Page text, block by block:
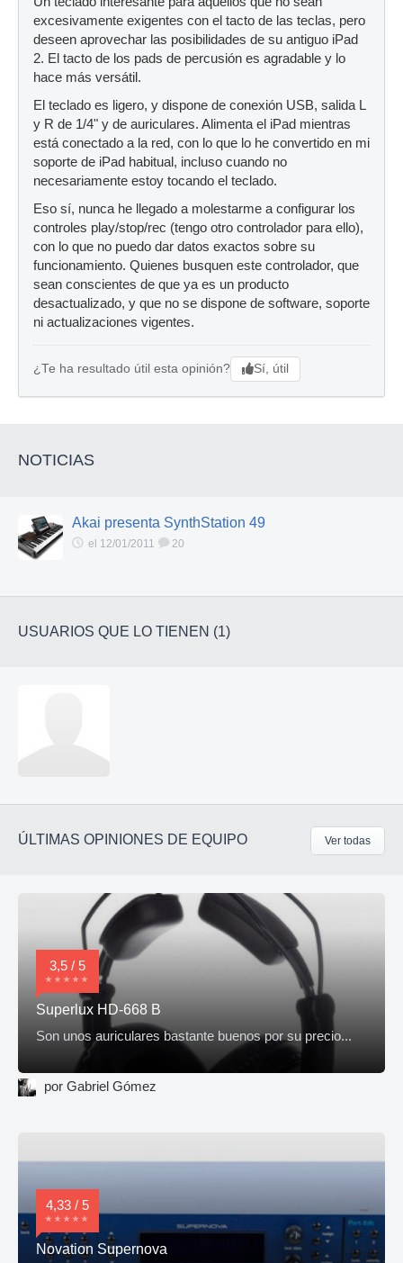
excesivamente exigentes con el tacto de las teclas, pero
deseen aprovechar las posibilidades de su antiguo iPad
2. El tacto de los pads de percusión es agradable y lo
hace más versátil.
El teclado es ligero, y dispone de conexión USB, salida L
y R de 1/4" y de auriculares. Alimenta el iPad mientras
está conectado a la red, con lo que lo he convertido en mi
soporte de iPad habitual, incluso cuando no
necesariamente estoy tocando el teclado.
Eso sí, nunca he llegado a molestarme a configurar los
controles play/stop/rec (tengo otro controlador para ello),
con lo que no puedo dar datos exactos sobre su
funcionamiento. Quienes busquen este controlador, que
sean conscientes de que ya es un producto
desactualizado, y que no se dispone de software, soporte
ni actualizaciones vigentes.
¿Te ha resultado útil esta opinión? Sí, útil
NOTICIAS
Akai presenta SynthStation 49
el 12/01/2011 20
USUARIOS QUE LO TIENEN (1)
ÚLTIMAS OPINIONES DE EQUIPO Ver todas
3,5 / 5
Superlux HD-668 B
Son unos auriculares bastante buenos por su precio...
por Gabriel Gómez
4,33 / 5
Novation Supernova